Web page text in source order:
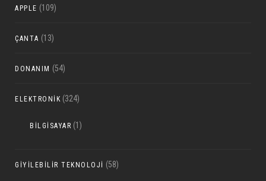
APPLE (109)
ÇANTA (13)
DONANIM (54)
ELEKTRONIK (324)
BILGISAYAR (1)
GIYILEBILIR TEKNOLOJI (58)